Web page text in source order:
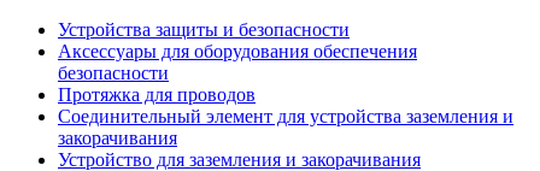
Устройства защиты и безопасности
Аксессуары для оборудования обеспечения
безопасности
Протяжка для проводов
Соединительный элемент для устройства заземления и
закорачивания
Устройство для заземления и закорачивания